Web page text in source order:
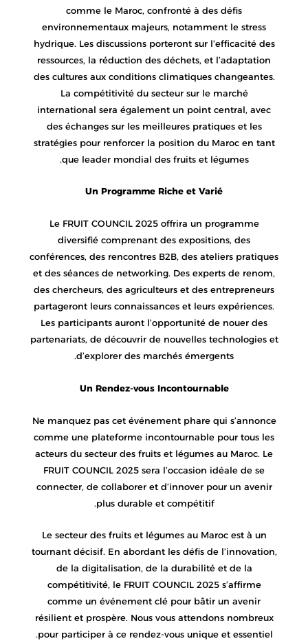
comme le Maroc, confronté à des défis
environnementaux majeurs, notamment le stress
hydrique. Les discussions porteront sur l’efficacité des
ressources, la réduction des déchets, et l’adaptation
des cultures aux conditions climatiques changeantes.
La compétitivité du secteur sur le marché
international sera également un point central, avec
des échanges sur les meilleures pratiques et les
stratégies pour renforcer la position du Maroc en tant
que leader mondial des fruits et légumes.
Un Programme Riche et Varié
Le FRUIT COUNCIL 2025 offrira un programme
diversifié comprenant des expositions, des
conférences, des rencontres B2B, des ateliers pratiques
et des séances de networking. Des experts de renom,
des chercheurs, des agriculteurs et des entrepreneurs
partageront leurs connaissances et leurs expériences.
Les participants auront l’opportunité de nouer des
partenariats, de découvrir de nouvelles technologies et
d’explorer des marchés émergents.
Un Rendez-vous Incontournable
Ne manquez pas cet événement phare qui s’annonce
comme une plateforme incontournable pour tous les
acteurs du secteur des fruits et légumes au Maroc. Le
FRUIT COUNCIL 2025 sera l’occasion idéale de se
connecter, de collaborer et d’innover pour un avenir
plus durable et compétitif.
Le secteur des fruits et légumes au Maroc est à un
tournant décisif. En abordant les défis de l’innovation,
de la digitalisation, de la durabilité et de la
compétitivité, le FRUIT COUNCIL 2025 s’affirme
comme un événement clé pour bâtir un avenir
résilient et prospère. Nous vous attendons nombreux
pour participer à ce rendez-vous unique et essentiel.